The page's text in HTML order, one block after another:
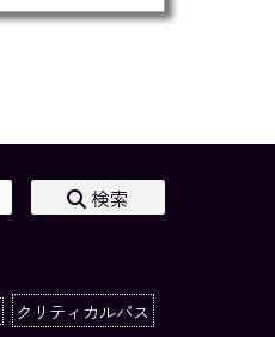
検索
クリティカルパス